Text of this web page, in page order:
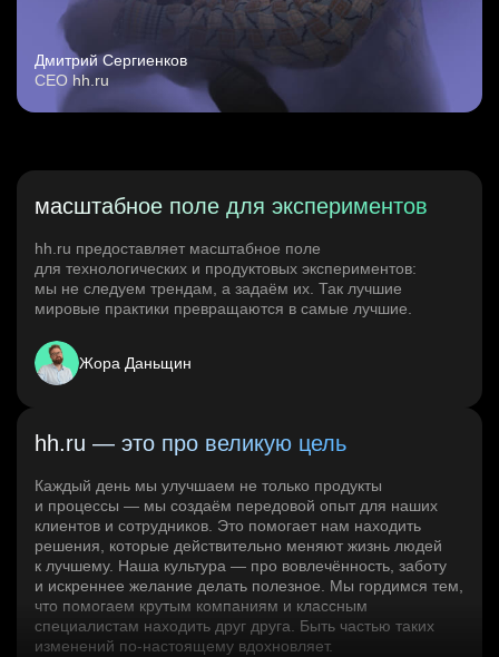
Дмитрий Сергиенков
CEO hh.ru
масштабное поле для экспериментов
hh.ru предоставляет масштабное поле
для технологических и продуктовых экспериментов:
мы не следуем трендам, а задаём их. Так лучшие
мировые практики превращаются в самые лучшие.
Жора Даньщин
hh.ru — это про великую цель
Каждый день мы улучшаем не только продукты
и процессы — мы создаём передовой опыт для наших
клиентов и сотрудников. Это помогает нам находить
решения, которые действительно меняют жизнь людей
к лучшему. Наша культура — про вовлечённость, заботу
и искреннее желание делать полезное. Мы гордимся тем,
что помогаем крутым компаниям и классным
специалистам находить друг друга. Быть частью таких
изменений по‑настоящему вдохновляет.